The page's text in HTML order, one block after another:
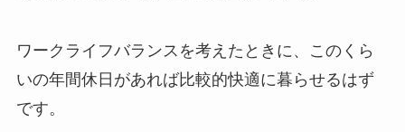
ワークライフバランスを考えたときに、このくら
いの年間休日があれば比較的快適に暮らせるはず
です。